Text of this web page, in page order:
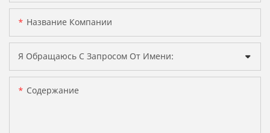
Название Компании
Я Обращаюсь С Запросом От Имени:
Содержание